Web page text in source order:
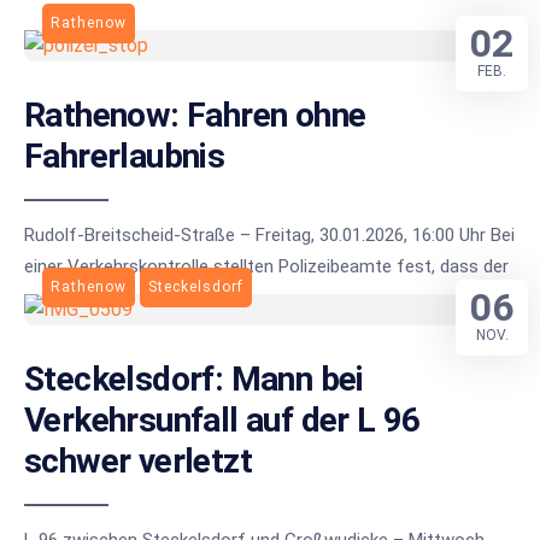
Rathenow
Rathenow: Fahren ohne
Fahrerlaubnis
Rudolf-Breitscheid-Straße – Freitag, 30.01.2026, 16:00 Uhr Bei
einer Verkehrskontrolle stellten Polizeibeamte fest, dass der
02
FEB.
Rathenow Steckelsdorf
Steckelsdorf: Mann bei
Verkehrsunfall auf der L 96
schwer verletzt
06
NOV.